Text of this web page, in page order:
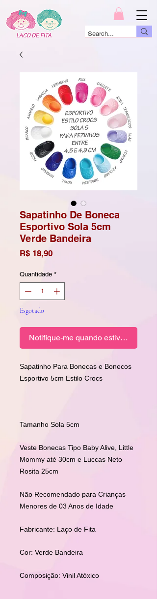
Sapatinho De Boneca
Esportivo Sola 5cm
Verde Bandeira
R$ 18,90Preço
Quantidade *
Esgotado
Notifique-me quando estiver
Sapatinho Para Bonecas e Bonecos
Esportivo 5cm Estilo Crocs
Tamanho Sola 5cm
Veste Bonecas Tipo Baby Alive, Little
Mommy até 30cm e Luccas Neto
Rosita 25cm
Não Recomendado para Crianças
Menores de 03 Anos de Idade
Fabricante: Laço de Fita
Cor: Verde Bandeira
Composição: Vinil Atóxico